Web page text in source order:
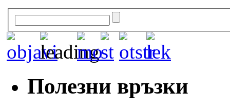
Полезни връзки